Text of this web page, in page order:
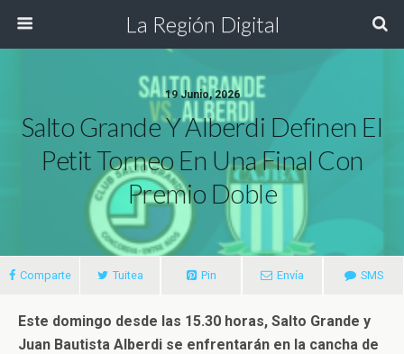
La Región Digital
19 Junio, 2026
Salto Grande Y Alberdi Definen El
Petit Torneo En Una Final Con
Premio Doble
Comparte Tuitea Pin Envía SMS
Este domingo desde las 15.30 horas, Salto Grande y
Juan Bautista Alberdi se enfrentarán en la cancha de